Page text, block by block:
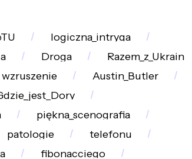
logiczna_intryga
Droga
Razem_z_Ukrain
wzruszenie
Austin_Butler
piękna_scenografia
patologie
telefonu
fibonacciego